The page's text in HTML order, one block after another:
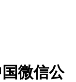
微信公